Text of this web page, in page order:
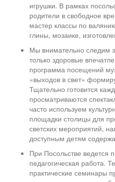
игрушки. В рамках
родители в свободное
мастер классы по
глины, мозаике,
Мы внимательно следим
только здоровые
программа посещений
«выходов в свет»
Тщательно готовится
просматриваются
часто используем
площадки столицы для
светских мероприятий,
доступным детям
При Посольстве ведется
педагогическая работа.
практические семинары